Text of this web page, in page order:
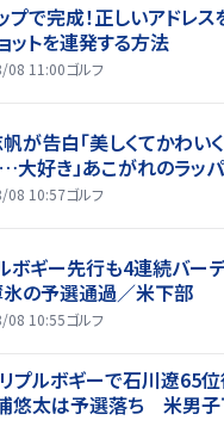
プで完成！正しいアドレ
ットを連発する方法
08 11:00ゴルフ
が告白「美しくてかわい
大好き」あこがれのラッ
08 10:57ゴルフ
ボギー先行も4連続バー
の予選通過／米下部
08 10:55ゴルフ
プルボギーで石川遼65
悠太は予選落ち 米男子